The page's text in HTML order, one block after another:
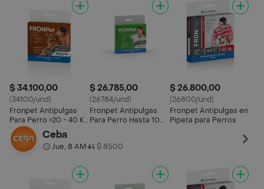
$ 34.100,00
(34100/und)
Fronpet Antipulgas
Para Perro >20 - 40 Kg
1 Pipeta
$ 26.785,00
(26784/und)
Fronpet Antipulgas
Para Perro Hasta 10
$ 26.800,00
(26800/und)
Fronpet Antipulgas en
Pipeta para Perros
Ceba
Jue, 8 AM• $ 8500